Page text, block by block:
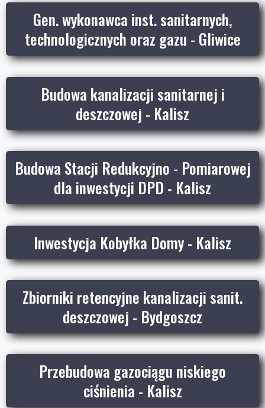
Gen. wykonawca inst. sanitarnych,
technologicznych oraz gazu - Gliwice
Budowa kanalizacji sanitarnej i
deszczowej - Kalisz
Budowa Stacji Redukcyjno - Pomiarowej
dla inwestycji DPD - Kalisz
Inwestycja Kobyłka Domy - Kalisz
Zbiorniki retencyjne kanalizacji sanit.
deszczowej - Bydgoszcz
Przebudowa gazociągu niskiego
ciśnienia - Kalisz